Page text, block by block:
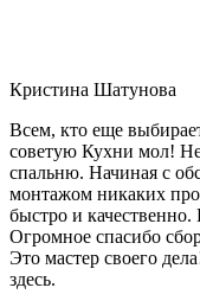
Кристина Шатунова
Всем, кто еще
советую Кухни мол!
спальню. Начиная с
монтажом никаких
быстро и
Огромное спасибо
Это мастер своего
здесь.